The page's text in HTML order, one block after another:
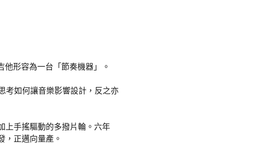
形容為一台「節奏機器」。
考如何讓音樂影響設計，反之亦
上手搖驅動的多撥片輪。六年
，正邁向量產。